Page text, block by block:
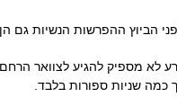
הביוץ ההפרשות הנשיות גם
כמה שניות ספורות בלבד.